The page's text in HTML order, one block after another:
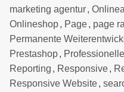
marketing agentur,
Onlineshop, Page, page
Permanente
Prestashop,
Reporting , Responsive,
Responsive Website,